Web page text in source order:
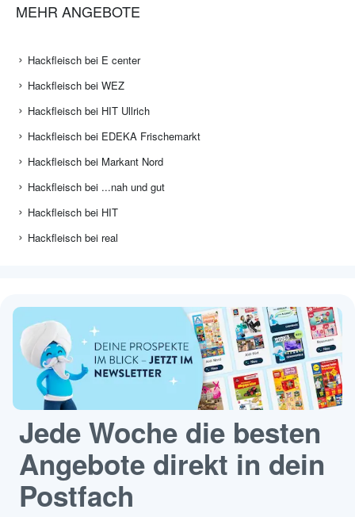
MEHR ANGEBOTE
Hackfleisch bei E center
Hackfleisch bei WEZ
Hackfleisch bei HIT Ullrich
Hackfleisch bei EDEKA Frischemarkt
Hackfleisch bei Markant Nord
Hackfleisch bei ...nah und gut
Hackfleisch bei HIT
Hackfleisch bei real
Jede Woche die besten
Angebote direkt in dein
Postfach